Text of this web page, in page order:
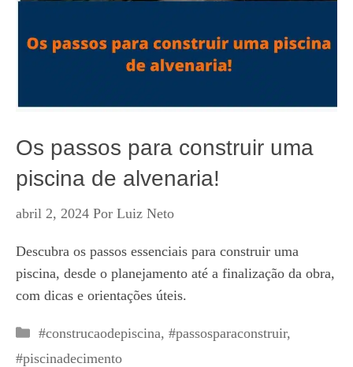
Os passos para construir uma
piscina de alvenaria!
abril 2, 2024 Por Luiz Neto
Descubra os passos essenciais para construir uma
piscina, desde o planejamento até a finalização da obra,
com dicas e orientações úteis.
Categorias
#construcaodepiscina, #passosparaconstruir,
#piscinadecimento